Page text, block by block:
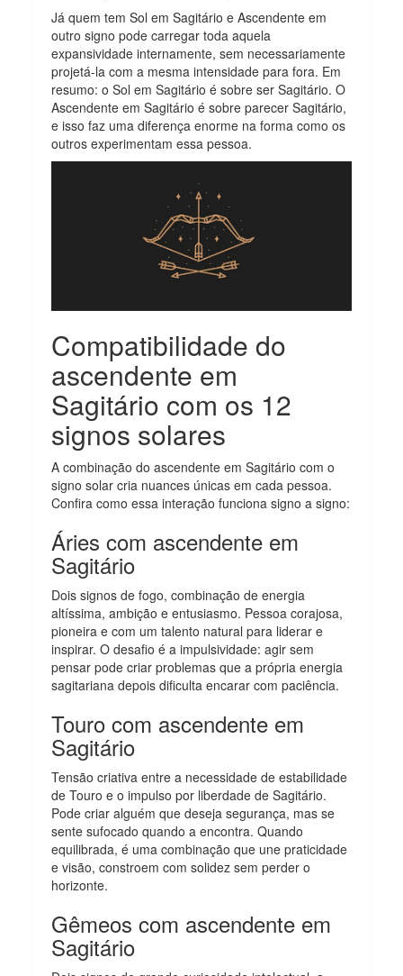
Já quem tem Sol em Sagitário e Ascendente em
outro signo pode carregar toda aquela
expansividade internamente, sem necessariamente
projetá-la com a mesma intensidade para fora. Em
resumo: o Sol em Sagitário é sobre ser Sagitário. O
Ascendente em Sagitário é sobre parecer Sagitário,
e isso faz uma diferença enorme na forma como os
outros experimentam essa pessoa.
Compatibilidade do
ascendente em
Sagitário com os 12
signos solares
A combinação do ascendente em Sagitário com o
signo solar cria nuances únicas em cada pessoa.
Confira como essa interação funciona signo a signo:
Áries com ascendente em
Sagitário
Dois signos de fogo, combinação de energia
altíssima, ambição e entusiasmo. Pessoa corajosa,
pioneira e com um talento natural para liderar e
inspirar. O desafio é a impulsividade: agir sem
pensar pode criar problemas que a própria energia
sagitariana depois dificulta encarar com paciência.
Touro com ascendente em
Sagitário
Tensão criativa entre a necessidade de estabilidade
de Touro e o impulso por liberdade de Sagitário.
Pode criar alguém que deseja segurança, mas se
sente sufocado quando a encontra. Quando
equilibrada, é uma combinação que une praticidade
e visão, constroem com solidez sem perder o
horizonte.
Gêmeos com ascendente em
Sagitário